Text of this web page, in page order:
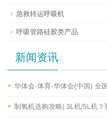
急救转运呼吸机
呼吸管路硅胶类产品
新闻资讯
华体会·体育-华体会(中国) 全
制氧机选购攻略| 3L机/5L机？